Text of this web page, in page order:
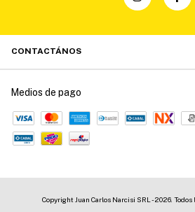
CONTACTÁNOS
Medios de pago
Copyright Juan Carlos Narcisi SRL - 2026.